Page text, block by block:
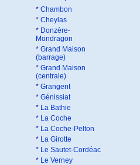
* Chambon
* Cheylas
* Donzère-
Mondragon
* Grand Maison
(barrage)
* Grand Maison
(centrale)
* Grangent
* Génissiat
* La Bathie
* La Coche
* La Coche-Pelton
* La Girotte
* Le Sautet-Cordéac
* Le Verney